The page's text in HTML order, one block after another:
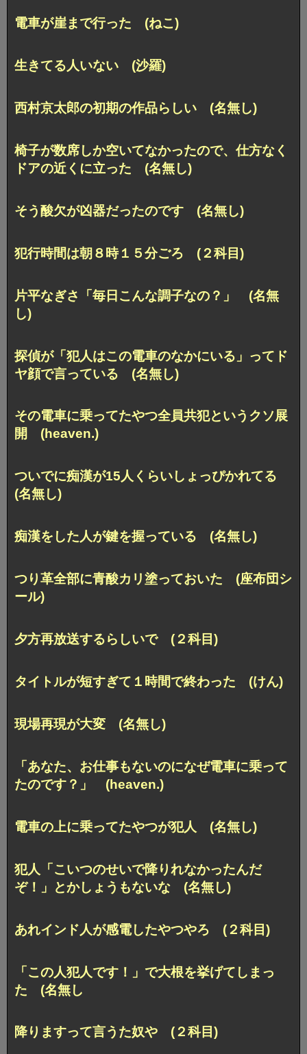
電車が崖まで行った (ねこ)
生きてる人いない (沙羅)
西村京太郎の初期の作品らしい (名無し)
椅子が数席しか空いてなかったので、仕方なく
ドアの近くに立った (名無し)
そう酸欠が凶器だったのです (名無し)
犯行時間は朝８時１５分ごろ (２科目)
片平なぎさ「毎日こんな調子なの？」 (名無
し)
探偵が「犯人はこの電車のなかにいる」ってド
ヤ顔で言っている (名無し)
その電車に乗ってたやつ全員共犯というクソ展
開 (heaven.)
ついでに痴漢が15人くらいしょっぴかれてる
(名無し)
痴漢をした人が鍵を握っている (名無し)
つり革全部に青酸カリ塗っておいた (座布団シ
ール)
夕方再放送するらしいで (２科目)
タイトルが短すぎて１時間で終わった (けん)
現場再現が大変 (名無し)
「あなた、お仕事もないのになぜ電車に乗って
たのです？」 (heaven.)
電車の上に乗ってたやつが犯人 (名無し)
犯人「こいつのせいで降りれなかったんだ
ぞ！」とかしょうもないな (名無し)
あれインド人が感電したやつやろ (２科目)
「この人犯人です！」で大根を挙げてしまっ
た (名無し
降りますって言うた奴や (２科目)